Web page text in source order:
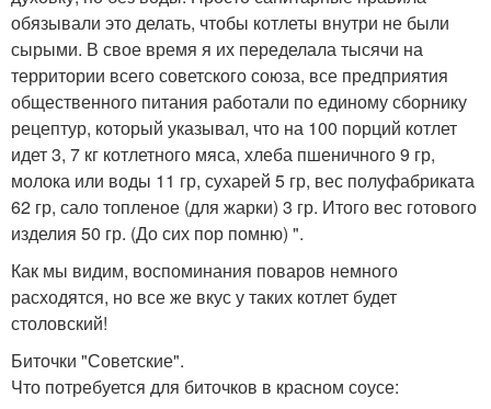
обязывали это делать, чтобы котлеты внутри не были
сырыми. В свое время я их переделала тысячи на
территории всего советского союза, все предприятия
общественного питания работали по единому сборнику
рецептур, который указывал, что на 100 порций котлет
идет 3, 7 кг котлетного мяса, хлеба пшеничного 9 гр,
молока или воды 11 гр, сухарей 5 гр, вес полуфабриката
62 гр, сало топленое (для жарки) 3 гр. Итого вес готового
изделия 50 гр. (До сих пор помню) ".
Как мы видим, воспоминания поваров немного
расходятся, но все же вкус у таких котлет будет
столовский!
Биточки "Советские".
Что потребуется для биточков в красном соусе: